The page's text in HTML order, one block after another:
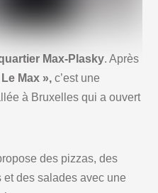
Max-Plasky. Après
Max », c’est une
à Bruxelles qui a ouvert
des pizzas, des
des salades avec une